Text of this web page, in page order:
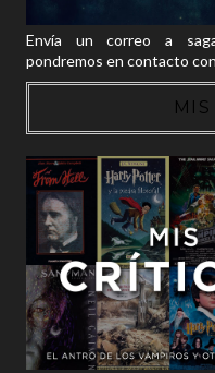
Envía un correo a
pondremos en contacto